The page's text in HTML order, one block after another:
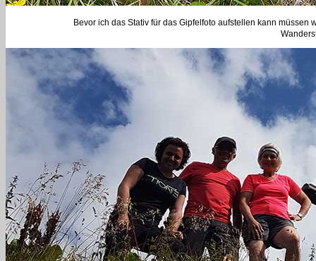
Bevor ich das Stativ für das Gipfelfoto aufstellen kann